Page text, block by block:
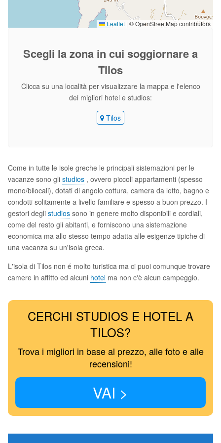
Leaflet | © OpenStreetMap contributors
Scegli la zona in cui soggiornare a
Tilos
Clicca su una località per visualizzare la mappa e l'elenco
dei migliori hotel e studios:
Tilos
Come in tutte le isole greche le principali sistemazioni per le
vacanze sono gli studios , ovvero piccoli appartamenti (spesso
mono/bilocali), dotati di angolo cottura, camera da letto, bagno e
condotti solitamente a livello familiare e spesso a buon prezzo. I
gestori degli studios sono in genere molto disponibili e cordiali,
come del resto gli abitanti, e forniscono una sistemazione
economica ma allo stesso tempo adatta alle esigenze tipiche di
una vacanza su un'isola greca.
L'isola di Tilos non é molto turistica ma ci puoi comunque trovare
camere in affitto ed alcuni hotel ma non c'è alcun campeggio.
CERCHI STUDIOS E HOTEL A
TILOS?
Trova i migliori in base al prezzo, alle foto e alle
recensioni!
VAI >